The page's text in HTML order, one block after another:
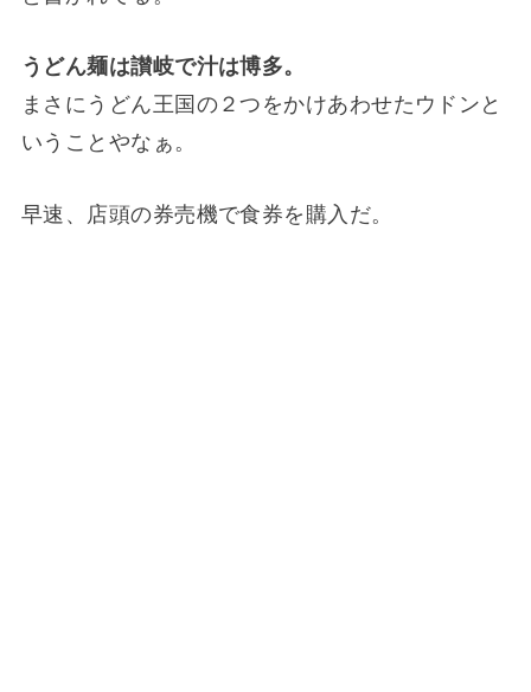
うどん麺は讃岐で汁は博多。
まさにうどん王国の２つをかけあわせたウドンと
いうことやなぁ。
早速、店頭の券売機で食券を購入だ。